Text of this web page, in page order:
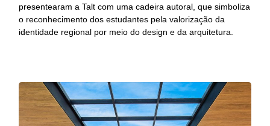
presentearam a Talt com uma cadeira autoral, que simboliza
o reconhecimento dos estudantes pela valorização da
identidade regional por meio do design e da arquitetura.